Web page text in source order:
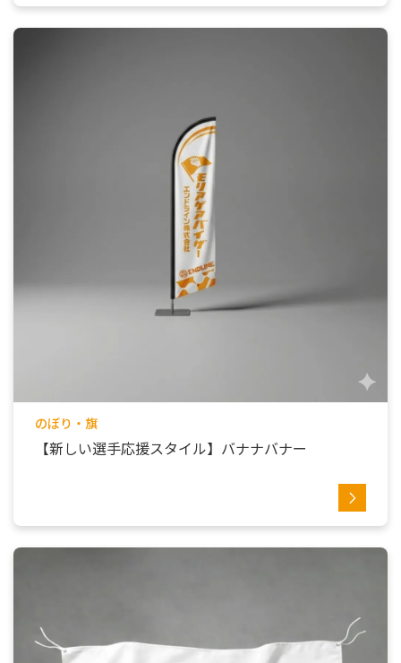
のぼり・旗
【新しい選手応援スタイル】バナナバナー